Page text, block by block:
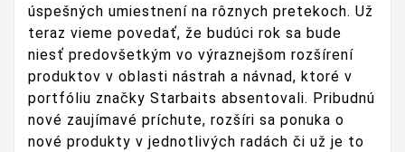
úspešných umiestnení na rôznych pretekoch. Už
teraz vieme povedať, že budúci rok sa bude
niesť predovšetkým vo výraznejšom rozšírení
produktov v oblasti nástrah a návnad, ktoré v
portfóliu značky Starbaits absentovali. Pribudnú
nové zaujímavé príchute, rozšíri sa ponuka o
nové produkty v jednotlivých radách či už je to